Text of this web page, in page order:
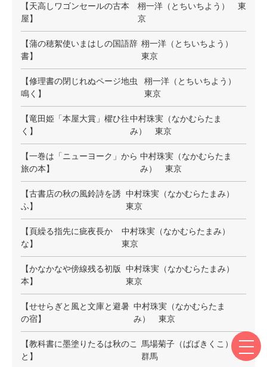
【天高しワゴンセールの古本
屋】
栩一洋（とちいちよう） 東
京
【蒲の穂絮使いまはしの国語辞
書】
栩一洋（とちいちよう）
東京
【修理書の閉じれぬページ地虫
鳴く】
栩一洋（とちいちよう）
東京
【竜田姫「本屋大賞」欋ひ往
く】
中村珠実（なかむらたま
み） 東京
【一巻は「ニューヨーク」から
旅の本】
中村珠実（なかむらたま
み） 東京
【古書店の秋の風鈴詩を誘
ふ】
中村珠実（なかむらたまみ）
東京
【頁繰る指先に疵夜長か
な】
中村珠実（なかむらたまみ）
東京
【かなかなや傍線残る初版
本】
中村珠実（なかむらたまみ）
東京
【せせらぎと風と文庫と避暑
の宿】
中村珠実（なかむらたま
み） 東京
【教科書に墨塗りたるは秋のこ
と】
馬場菊子（ばばきくこ）
群馬